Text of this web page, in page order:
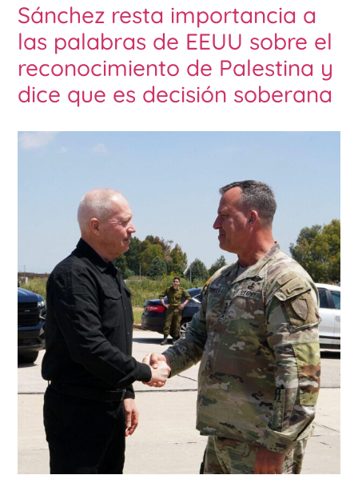
Sánchez resta importancia a
las palabras de EEUU sobre el
reconocimiento de Palestina y
dice que es decisión soberana